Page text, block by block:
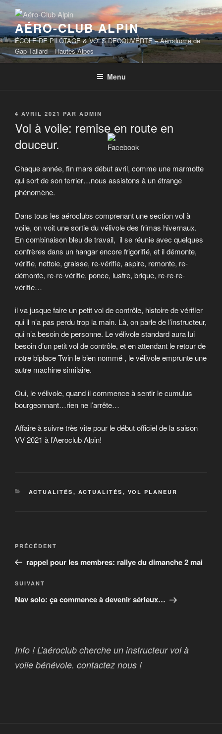
contenu
principal
AÉRO-CLUB ALPIN
ÉCOLE DE PILOTAGE & VOLS DECOUVERTE – Aérodrome de
Gap Tallard – Hautes-Alpes
Menu
PUBLIÉ
4 AVRIL 2021 PAR ADMIN
Vol à voile: remise en route en
douceur.
Chaque année, fin mars début avril, comme une marmotte
qui sort de son terrier…nous assistons à un étrange
phénomène.
Dans tous les aéroclubs comprenant une section vol à
voile, on voit une sortie du vélivole des frimas hivernaux.
En combinaison bleu de travail, il se réunie avec quelques
confrères dans un hangar encore frigorifié, et il démonte,
vérifie, nettoie, graisse, re-vérifie, aspire, remonte, re-
démonte, re-re-vérifie, ponce, lustre, brique, re-re-re-
vérifie…
il va jusque faire un petit vol de contrôle, histoire de vérifier
qui il n’a pas perdu trop la main. Là, on parle de l’instructeur,
qui n’a besoin de personne. Le vélivole standard aura lui
besoin d’un petit vol de contrôle, et en attendant le retour de
notre biplace Twin le bien nommé , le vélivole emprunte une
autre machine similaire.
Oui, le vélivole, quand il commence à sentir le cumulus
bourgeonnant…rien ne l’arrête…
Affaire à suivre très vite pour le début officiel de la saison
VV 2021 à l’Aeroclub Alpin!
CATÉGORIES
ACTUALITÉS , ACTUALITÉS , VOL PLANEUR
Navigation
l’article
Article
précédent
PRÉCÉDENT
rappel pour les membres: rallye du dimanche 2 mai
Article
suivant
SUIVANT
Nav solo: ça commence à devenir sérieux…
Info ! L’aéroclub cherche un instructeur vol à
voile bénévole. contactez nous !